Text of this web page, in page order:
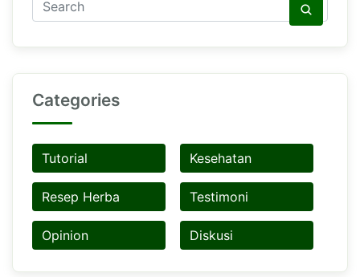
Categories
Tutorial Kesehatan
Resep Herba Testimoni
Opinion Diskusi